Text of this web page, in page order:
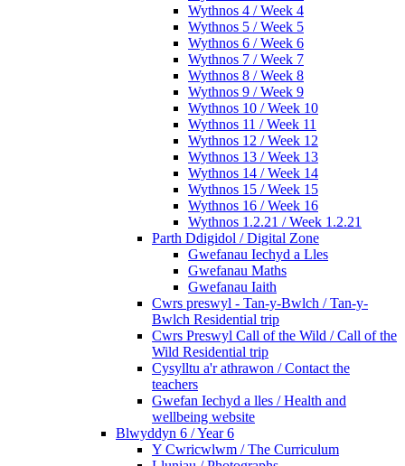
Wythnos 4 / Week 4
Wythnos 5 / Week 5
Wythnos 6 / Week 6
Wythnos 7 / Week 7
Wythnos 8 / Week 8
Wythnos 9 / Week 9
Wythnos 10 / Week 10
Wythnos 11 / Week 11
Wythnos 12 / Week 12
Wythnos 13 / Week 13
Wythnos 14 / Week 14
Wythnos 15 / Week 15
Wythnos 16 / Week 16
Wythnos 1.2.21 / Week 1.2.21
Parth Ddigidol / Digital Zone
Gwefanau Iechyd a Lles
Gwefanau Maths
Gwefanau Iaith
Cwrs preswyl - Tan-y-Bwlch / Tan-y-
Bwlch Residential trip
Cwrs Preswyl Call of the Wild / Call of the
Wild Residential trip
Cysylltu a'r athrawon / Contact the
teachers
Gwefan Iechyd a lles / Health and
wellbeing website
Blwyddyn 6 / Year 6
Y Cwricwlwm / The Curriculum